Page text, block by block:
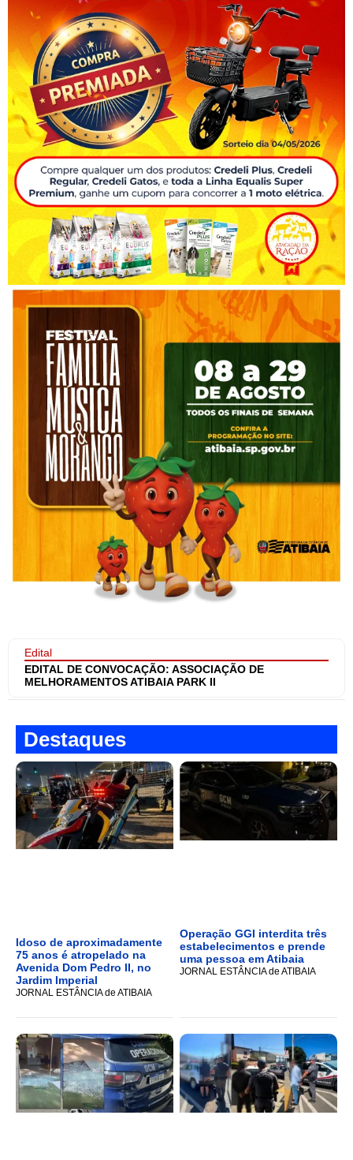
Edital
EDITAL DE CONVOCAÇÃO: ASSOCIAÇÃO DE
MELHORAMENTOS ATIBAIA PARK II
Destaques
Idoso de aproximadamente
75 anos é atropelado na
Avenida Dom Pedro II, no
Jardim Imperial
JORNAL ESTÂNCIA de ATIBAIA
Operação GGI interdita três
estabelecimentos e prende
uma pessoa em Atibaia
JORNAL ESTÂNCIA de ATIBAIA